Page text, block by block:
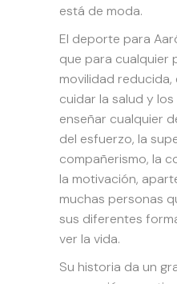
está de moda.
El deporte para
que para cualquier
movilidad reducida,
cuidar la salud y
enseñar cualquier
del esfuerzo, la
compañerismo, la
la motivación,
muchas personas
sus diferentes
ver la vida.
Su historia da un